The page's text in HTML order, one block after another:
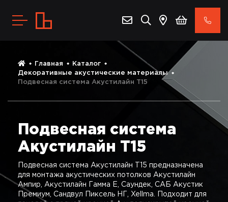
Главная
Каталог
Декоративные акустические материалы
Подвесная система Акустилайн Т15
Подвесная система
Акустилайн Т15
Подвесная система Акустилайн T15 предназначена
для монтажа акустических потолков Акустилайн
Ампир, Акустилайн Гамма Е, Саундек, САБ Акустик
Премиум, Сандвул Пиксель НГ, Xellma. Подходит для